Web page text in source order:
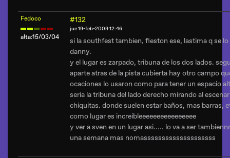
Fedoco
alta:15/03/04
#132
jue 19-feb-2009 12:46
si la southfest tambien, fieston ese, lastima q se lo
danny.
y el lugar es zarpado, tribuna de los dos lados.
aparte atras de la pista cubierta hay otro campo
ocaciones lo usaron como para tener un espacio
seria la tribuna del lado derecho mirando al
chiquitas. donde suelen estar baños, mas barras,
como lugar es increibleeeeeeeeeeeeeeee
y ver a sven en un lugar asi..... lo va a ser
una semana mas nomassssssssssssssssssss